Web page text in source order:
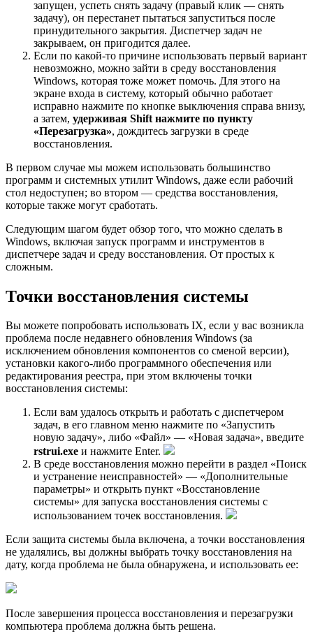
запущен, успеть снять задачу (правый клик — снять
задачу), он перестанет пытаться запуститься после
принудительного закрытия. Диспетчер задач не
закрываем, он пригодится далее.
Если по какой-то причине использовать первый вариант
невозможно, можно зайти в среду восстановления
Windows, которая тоже может помочь. Для этого на
экране входа в систему, который обычно работает
исправно нажмите по кнопке выключения справа внизу,
а затем, удерживая Shift нажмите по пункту
«Перезагрузка», дождитесь загрузки в среде
восстановления.
В первом случае мы можем использовать большинство
программ и системных утилит Windows, даже если рабочий
стол недоступен; во втором — средства восстановления,
которые также могут сработать.
Следующим шагом будет обзор того, что можно сделать в
Windows, включая запуск программ и инструментов в
диспетчере задач и среду восстановления. От простых к
сложным.
Точки восстановления системы
Вы можете попробовать использовать IX, если у вас возникла
проблема после недавнего обновления Windows (за
исключением обновления компонентов со сменой версии),
установки какого-либо программного обеспечения или
редактирования реестра, при этом включены точки
восстановления системы:
Если вам удалось открыть и работать с диспетчером
задач, в его главном меню нажмите по «Запустить
новую задачу», либо «Файл» — «Новая задача», введите
rstrui.exe и нажмите Enter.
В среде восстановления можно перейти в раздел «Поиск
и устранение неисправностей» — «Дополнительные
параметры» и открыть пункт «Восстановление
системы» для запуска восстановления системы с
использованием точек восстановления.
Если защита системы была включена, а точки восстановления
не удалялись, вы должны выбрать точку восстановления на
дату, когда проблема не была обнаружена, и использовать ее:
После завершения процесса восстановления и перезагрузки
компьютера проблема должна быть решена.